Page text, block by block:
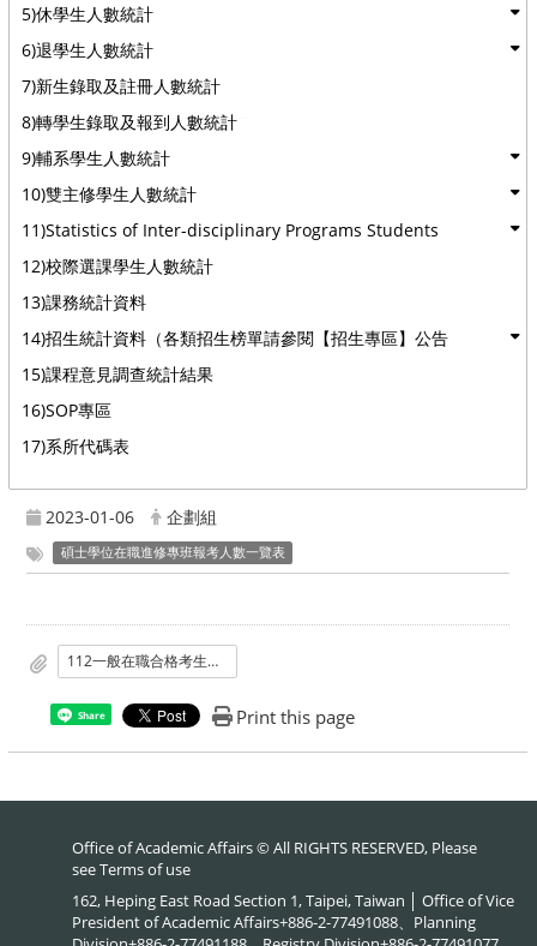
5)休學生人數統計
6)退學生人數統計
7)新生錄取及註冊人數統計
8)轉學生錄取及報到人數統計
9)輔系學生人數統計
10)雙主修學生人數統計
11)Statistics of Inter-disciplinary Programs Students
12)校際選課學生人數統計
13)課務統計資料
14)招生統計資料（各類招生榜單請參閱【招生專區】公告
15)課程意見調查統計結果
16)SOP專區
17)系所代碼表
2023-01-06 企劃組
碩士學位在職進修專班報考人數一覽表
112一般在職合格考生人數公告.pdf
Share Print this page
Office of Academic Affairs © All RIGHTS RESERVED, Please
seeTerms of use
162, Heping East Road Section 1, Taipei, Taiwan │ Office of Vice
President of Academic Affairs+886-2-77491088、Planning